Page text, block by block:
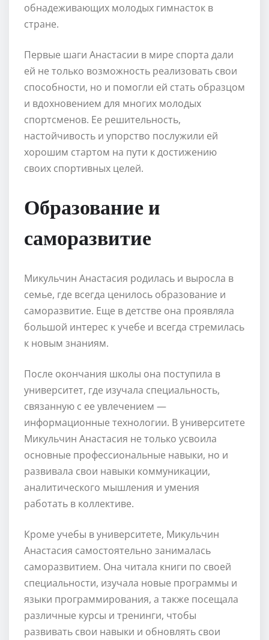
обнадеживающих молодых гимнасток в
стране.
Первые шаги Анастасии в мире спорта дали
ей не только возможность реализовать свои
способности, но и помогли ей стать образцом
и вдохновением для многих молодых
спортсменов. Ее решительность,
настойчивость и упорство послужили ей
хорошим стартом на пути к достижению
своих спортивных целей.
Образование и
саморазвитие
Микульчин Анастасия родилась и выросла в
семье, где всегда ценилось образование и
саморазвитие. Еще в детстве она проявляла
большой интерес к учебе и всегда стремилась
к новым знаниям.
После окончания школы она поступила в
университет, где изучала специальность,
связанную с ее увлечением —
информационные технологии. В университете
Микульчин Анастасия не только усвоила
основные профессиональные навыки, но и
развивала свои навыки коммуникации,
аналитического мышления и умения
работать в коллективе.
Кроме учебы в университете, Микульчин
Анастасия самостоятельно занималась
саморазвитием. Она читала книги по своей
специальности, изучала новые программы и
языки программирования, а также посещала
различные курсы и тренинги, чтобы
развивать свои навыки и обновлять свои